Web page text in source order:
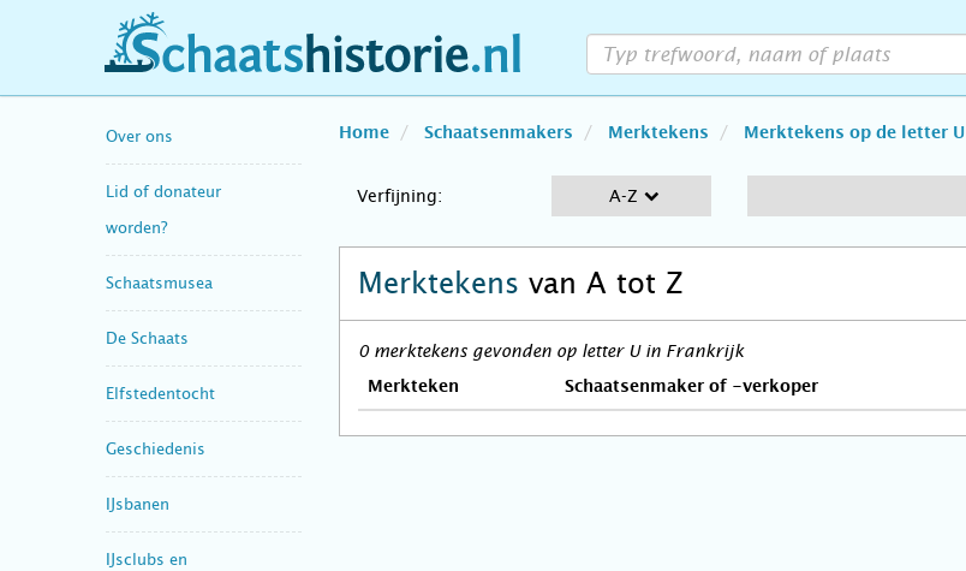
schaatshistorie.nl
Over ons
Lid of donateur
worden?
Schaatsmusea
De Schaats
Elfstedentocht
Geschiedenis
IJsbanen
IJsclubs en
Home Schaatsenmakers Merktekens Merktekens op de letter U
Verfijning: A-Z
Merktekens van A tot Z
0 merktekens gevonden op letter U in Frankrijk
Merkteken Schaatsenmaker of -verkoper